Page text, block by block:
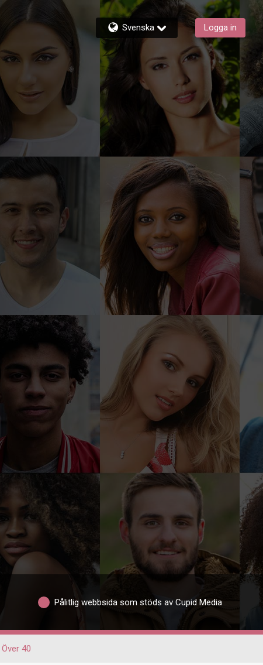
Svenska Logga in
Pålitlig webbsida som stöds av Cupid Media
Över 40